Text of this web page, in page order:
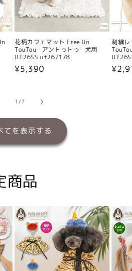
花柄カフェマット Free Un
TouTou -アントゥトゥ- 犬用
UT26SS ut267178
通
格
¥5,390
刺繍
通
1/の
7
てを表示する
商品